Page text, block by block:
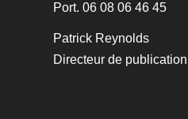
Port. 06 08 06 46 45
Patrick Reynolds
Directeur de publication